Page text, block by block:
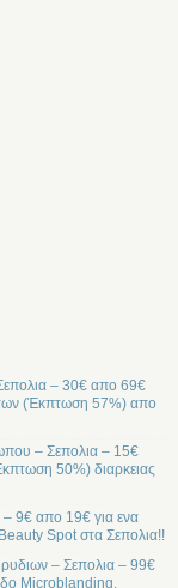
– 30€ απο 69€
(Έκπτωση 57%) απο
– Σεπολια – 15€
50%) διαρκειας
9€ απο 19€ για ενα
Spot στα Σεπολια!!
– Σεπολια – 99€
Microblanding,